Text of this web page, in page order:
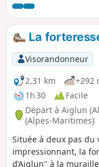
cascade est
part sa hauteur que
islandaises. Le
sont la découverte
bâti d'Aiglun.
positionnement
apprécié à l'issue de
l'Estéron.
La
Visorandonneur
2,31 km
+292
1h 30
Facile
Départ à Aiglun
(Alpes-Maritimes)
Située à deux pas du
impressionnant, la
d’Aiglun" à la